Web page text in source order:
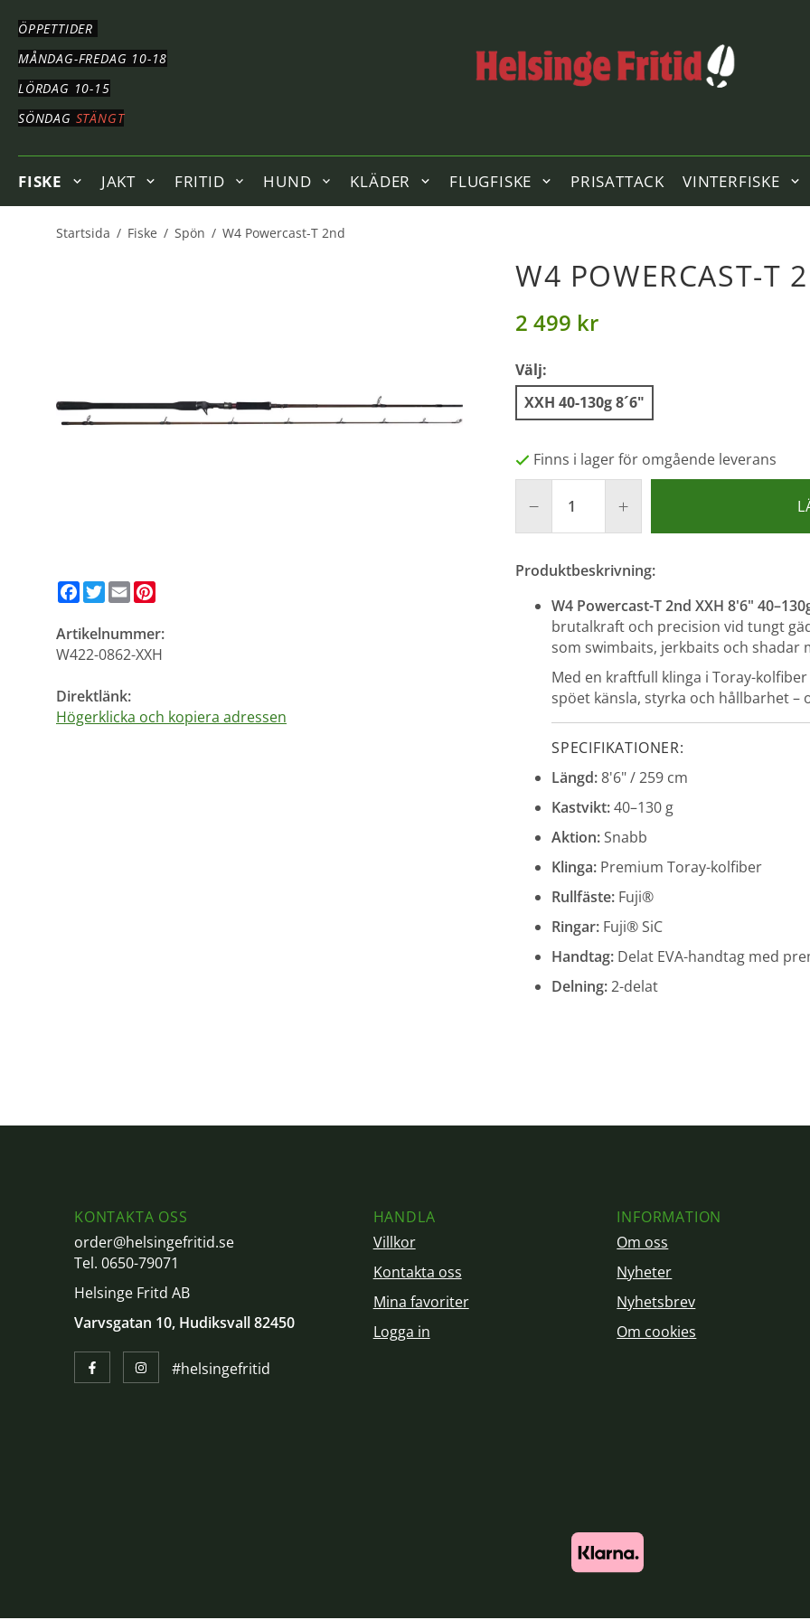
TILL
HUVUDNAVIGERINGHOPPA
TILL
HUVUDINNEHÅLLET
ÖPPETTIDER
MÅNDAG-FREDAG 10-18
LÖRDAG 10-15
SÖNDAG STÄNGT
FISKE JAKT FRITID HUND KLÄDER FLUGFISKE PRISATTACK VINTERFISKE
Startsida / Fiske / Spön / W4 Powercast-T 2nd
W4 POWERCAST-T
2 499 kr
Välj:
XXH 40-130g 8´6"
Finns i lager för omgående leverans
Produktbeskrivning:
W4 Powercast-T 2nd XXH 8'6"
brutalkraft och precision vid tungt
som swimbaits, jerkbaits och shadar
Med en kraftfull klinga i Toray-
spöet känsla, styrka och hållbarhet
SPECIFIKATIONER:
Längd:8'6" / 259 cm
Kastvikt:40–130 g
Aktion:Snabb
Klinga: Premium Toray-kolfiber
Rullfäste: Fuji®
Ringar: Fuji® SiC
Handtag: Delat EVA-handtag med
Delning:2-delat
Facebook
Twitter
Email
Artikelnummer:
W422-0862-XXH
Direktlänk:
Högerklicka och kopiera adressen
KONTAKTA OSS
order@helsingefritid.se
Tel. 0650-79071
Helsinge Fritd AB
Varvsgatan 10, Hudiksvall 82450
#helsingefritid
HANDLA
Villkor
Kontakta oss
Mina favoriter
Logga in
INFORMATION
Om oss
Nyheter
Nyhetsbrev
Om cookies